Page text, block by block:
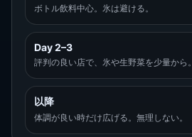
ボトル飲料中心。氷は避ける。
Day 2–3
評判の良い店で、氷や生野菜を少量から。
以降
体調が良い時だけ広げる。無理しない。